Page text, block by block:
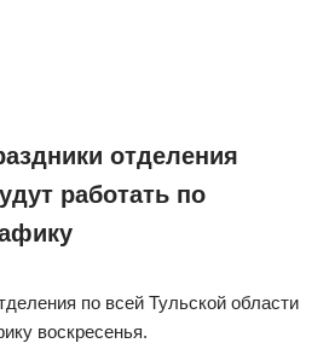
отделения
работать по
по всей Тульской области
воскресенья.